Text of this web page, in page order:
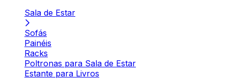
Sala de Estar
Sofás
Painéis
Racks
Poltronas para Sala de Estar
Estante para Livros